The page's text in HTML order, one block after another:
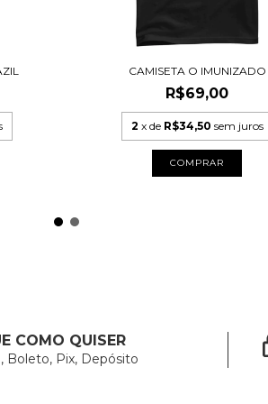
CAMISETA O IMUNIZADO
R$69,00
2 x de R$34,50 sem juros
COMPRAR
COMO QUISER
Boleto, Pix, Depósito